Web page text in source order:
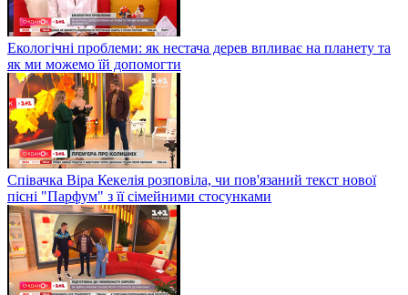
Екологічні проблеми: як нестача дерев впливає на планету та
як ми можемо їй допомогти
Співачка Віра Кекелія розповіла, чи пов'язаний текст нової
пісні "Парфум" з її сімейними стосунками